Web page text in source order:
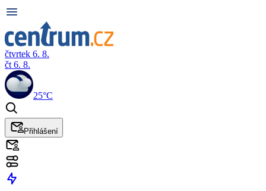
čtvrtek 6. 8.
čt 6. 8.
25°C
Přihlášení